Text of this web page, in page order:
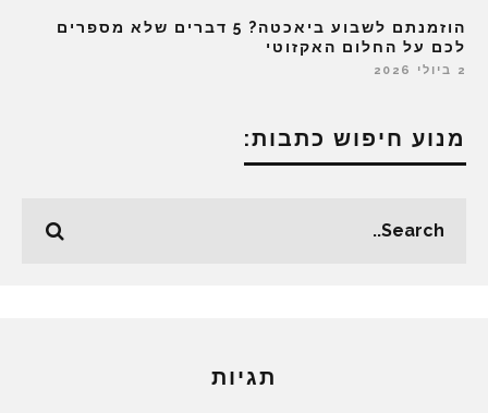
הוזמנתם לשבוע ביאכטה? 5 דברים שלא מספרים
לכם על החלום האקזוטי
2 ביולי 2026
מנוע חיפוש כתבות:
תגיות